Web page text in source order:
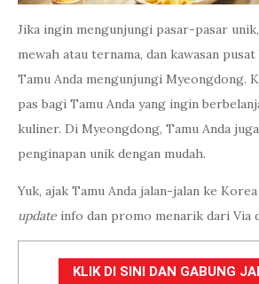
Jika ingin mengunjungi pasar-pasar
mewah atau ternama, dan kawasan
Tamu Anda mengunjungi Myeongdong.
pas bagi Tamu Anda yang ingin
kuliner. Di Myeongdong, Tamu Anda
penginapan unik dengan mudah.
Yuk, ajak Tamu Anda jalan-jalan ke
update info dan promo menarik dari Via
KLIK DI SINI DAN GABUNG